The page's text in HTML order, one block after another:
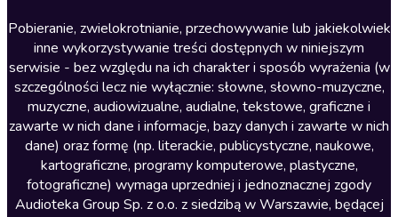
Literatura anglojęzyczna
Literatura faktu
Literatura obyczajowa
Literatura piękna obca
Literatura piękna polska
Nagrania relaksacyjne
Nauka języków
Pobieranie, zwielokrotnianie, przechowywanie lub jakiekolwiek
inne wykorzystywanie treści dostępnych w niniejszym
serwisie - bez względu na ich charakter i sposób wyrażenia (w
szczególności lecz nie wyłącznie: słowne, słowno-muzyczne,
muzyczne, audiowizualne, audialne, tekstowe, graficzne i
zawarte w nich dane i informacje, bazy danych i zawarte w nich
dane) oraz formę (np. literackie, publicystyczne, naukowe,
kartograficzne, programy komputerowe, plastyczne,
fotograficzne) wymaga uprzedniej i jednoznacznej zgody
Audioteka Group Sp. z o.o. z siedzibą w Warszawie, będącej